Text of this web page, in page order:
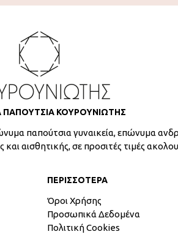
ΚΟΥΡΟΥΝΙΩΤΗΣ
παπούτσια γυναικεία, επώνυμα
και αισθητικής, σε προσιτές τιμές
ΠΕΡΙΣΣΟΤΕΡΑ
Όροι Χρήσης
Προσωπικά Δεδομένα
Πολιτική Cookies